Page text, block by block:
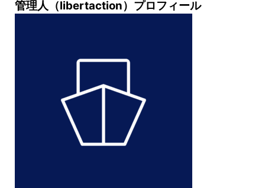
管理人（libertaction）プロフィール